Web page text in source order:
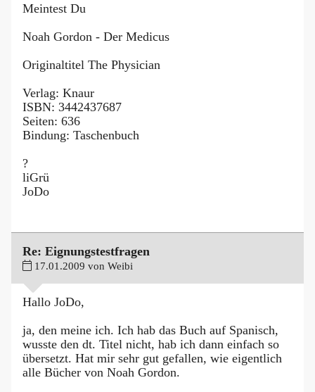
Meintest Du
Noah Gordon - Der Medicus
Originaltitel The Physician
Verlag: Knaur
ISBN: 3442437687
Seiten: 636
Bindung: Taschenbuch
?
liGrü
JoDo
Re: Eignungstestfragen
17.01.2009 von Weibi
Hallo JoDo,
ja, den meine ich. Ich hab das Buch auf Spanisch,
wusste den dt. Titel nicht, hab ich dann einfach so
übersetzt. Hat mir sehr gut gefallen, wie eigentlich
alle Bücher von Noah Gordon.